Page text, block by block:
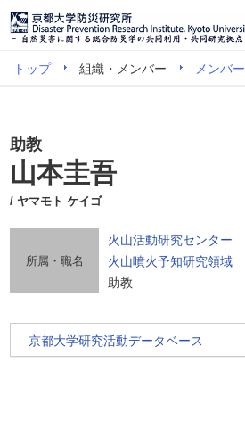
トップ 組織・メンバー メンバー
助教
山本圭吾
/ ヤマモト ケイゴ
所属・職名
火山活動研究センター
火山噴火予知研究領域
助教
京都大学研究活動データベース